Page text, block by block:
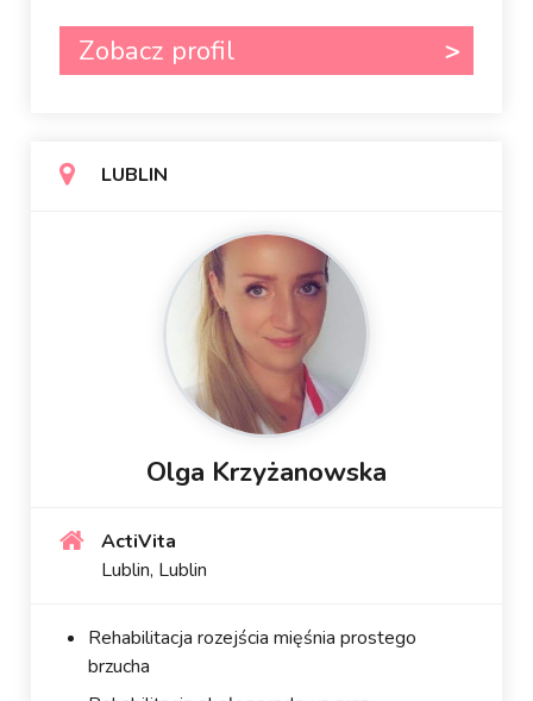
Zobacz profil
LUBLIN
Olga Krzyżanowska
ActiVita
Lublin, Lublin
Rehabilitacja rozejścia mięśnia prostego
brzucha